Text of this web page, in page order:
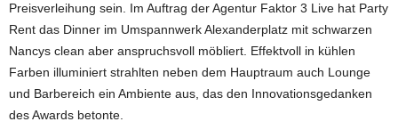
Preisverleihung sein. Im Auftrag der Agentur Faktor 3 Live hat Party
Rent das Dinner im Umspannwerk Alexanderplatz mit schwarzen
Nancys clean aber anspruchsvoll möbliert. Effektvoll in kühlen
Farben illuminiert strahlten neben dem Hauptraum auch Lounge
und Barbereich ein Ambiente aus, das den Innovationsgedanken
des Awards betonte.